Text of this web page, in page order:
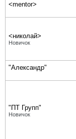
<mentor>
<николай>
Новичок
"Александр"
"ПТ Групп"
Новичок